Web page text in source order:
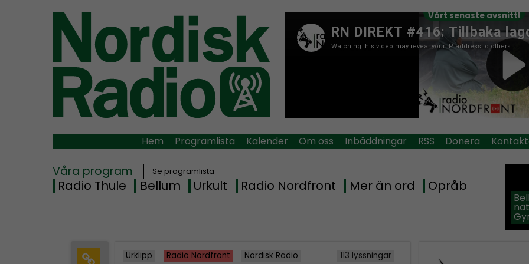
Vårt senaste avsnitt!
Hem Programlista Kalender Om oss Inbäddningar RSS Donera
Våra program Se programlista
Radio Thule Bellum Urkult Radio Nordfront Mer än ord Opråb
Urklipp Radio Nordfront Nordisk Radio
113 lyssningar